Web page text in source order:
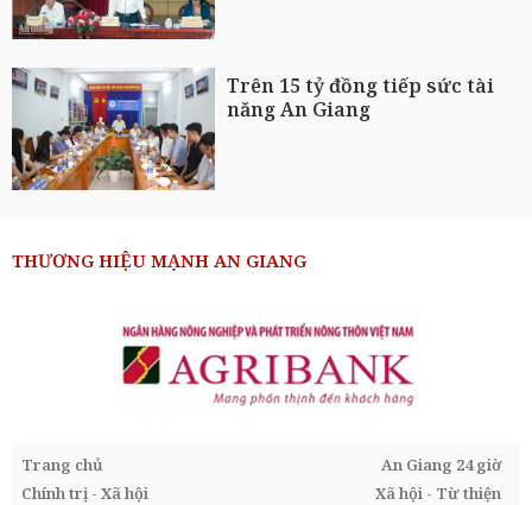
Trên 15 tỷ đồng tiếp sức tài
năng An Giang
THƯƠNG HIỆU MẠNH AN GIANG
Trang chủ
An Giang 24 giờ
Chính trị - Xã hội
Xã hội - Từ thiện